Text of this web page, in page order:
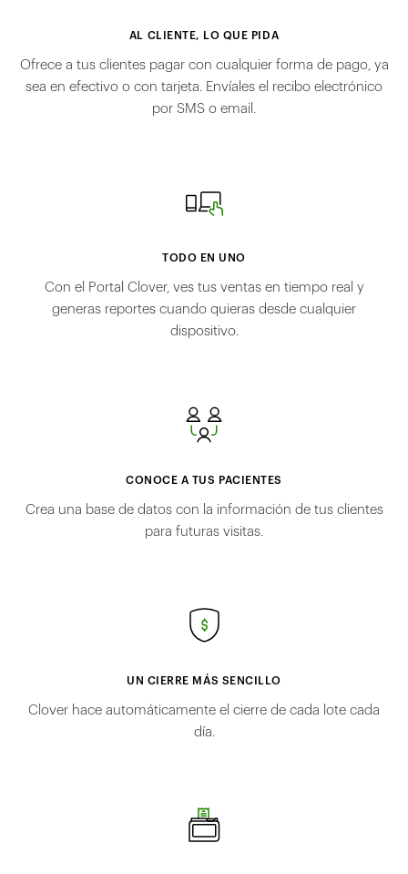
AL CLIENTE, LO QUE PIDA
Ofrece a tus clientes pagar con cualquier forma de pago, ya
sea en efectivo o con tarjeta. Envíales el recibo electrónico
por SMS o email.
TODO EN UNO
Con el Portal Clover, ves tus ventas en tiempo real y
generas reportes cuando quieras desde cualquier
dispositivo.
CONOCE A TUS PACIENTES
Crea una base de datos con la información de tus clientes
para futuras visitas.
UN CIERRE MÁS SENCILLO
Clover hace automáticamente el cierre de cada lote cada
día.